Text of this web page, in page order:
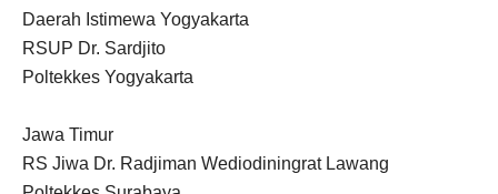
Daerah Istimewa Yogyakarta
RSUP Dr. Sardjito
Poltekkes Yogyakarta
Jawa Timur
RS Jiwa Dr. Radjiman Wediodiningrat Lawang